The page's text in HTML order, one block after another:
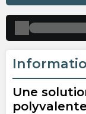
Une